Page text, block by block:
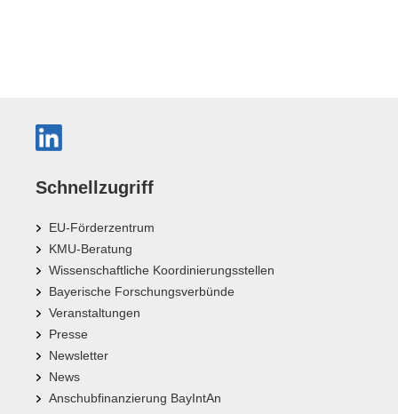
Schnellzugriff
EU-Förderzentrum
KMU-Beratung
Wissenschaftliche Koordinierungsstellen
Bayerische Forschungsverbünde
Veranstaltungen
Presse
Newsletter
News
Anschubfinanzierung BayIntAn